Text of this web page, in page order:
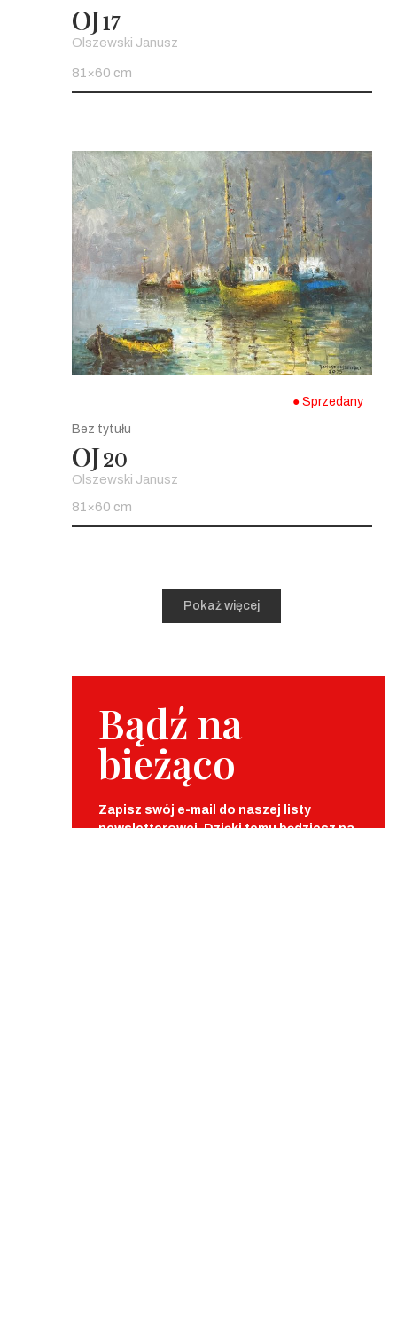
OJ17
Olszewski Janusz
81×60 cm
● Sprzedany
Bez tytułu
OJ20
Olszewski Janusz
81×60 cm
Pokaż więcej
Bądź na
bieżąco
Zapisz swój e-mail do naszej listy
newsletterowej. Dzięki temu będziesz na